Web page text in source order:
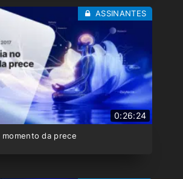
0:26:24
momento da prece
ASSINANTES